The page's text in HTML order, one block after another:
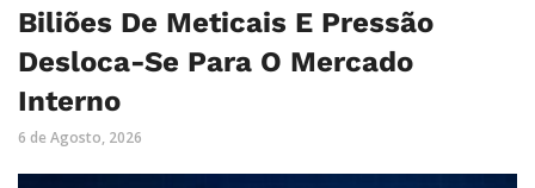
Biliões De Meticais E Pressão
Desloca-Se Para O Mercado
Interno
6 de Agosto, 2026